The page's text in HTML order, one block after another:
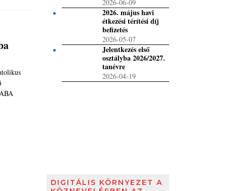
2026-06-09
2026. május havi
étkezési térítési díj
befizetés
2026-05-07
Jelentkezés első
osztályba 2026/2027.
tanévre
2026-04-19
DIGITÁLIS KÖRNYEZET A